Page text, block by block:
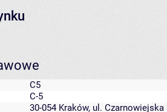
C5
C-5
30-054 Kraków, ul. Czarnowiejska